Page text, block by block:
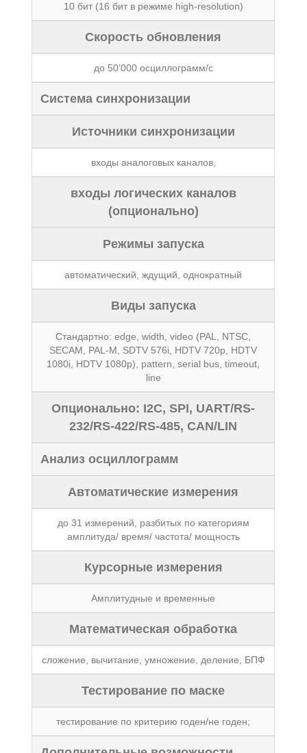
10 бит (16 бит в режиме high-resolution)
Скорость обновления
до 50’000 осциллограмм/с
Система синхронизации
Источники синхронизации
входы аналоговых каналов,
входы логических каналов
(опционально)
Режимы запуска
автоматический, ждущий, однократный
Виды запуска
Стандартно: edge, width, video (PAL, NTSC,
SECAM, PAL-M, SDTV 576i, HDTV 720p, HDTV
1080i, HDTV 1080p), pattern, serial bus, timeout,
line
Опционально: I2C, SPI, UART/RS-
232/RS-422/RS-485, CAN/LIN
Анализ осциллограмм
Автоматические измерения
до 31 измерений, разбитых по категориям
амплитуда/ время/ частота/ мощность
Курсорные измерения
Амплитудные и временные
Математическая обработка
сложение, вычитание, умножение, деление, БПФ
Тестирование по маске
тестирование по критерию годен/не годен;